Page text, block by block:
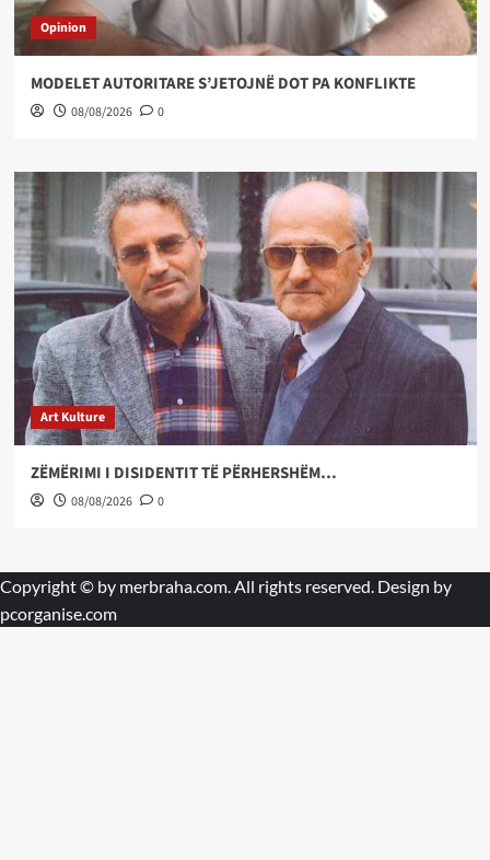
Opinion
MODELET AUTORITARE S’JETOJNË DOT PA KONFLIKTE
08/08/2026 0
Art Kulture
ZËMËRIMI I DISIDENTIT TË PËRHERSHËM…
08/08/2026 0
Copyright © by merbraha.com . All rights reserved. Design by
pcorganise.com